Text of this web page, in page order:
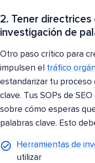
2. Tener directrices
investigación de
Otro paso crítico para
impulsen el tráfico
estandarizar tu proceso
clave. Tus SOPs de
sobre cómo esperas
palabras clave. Esto
Herramientas de
utilizar